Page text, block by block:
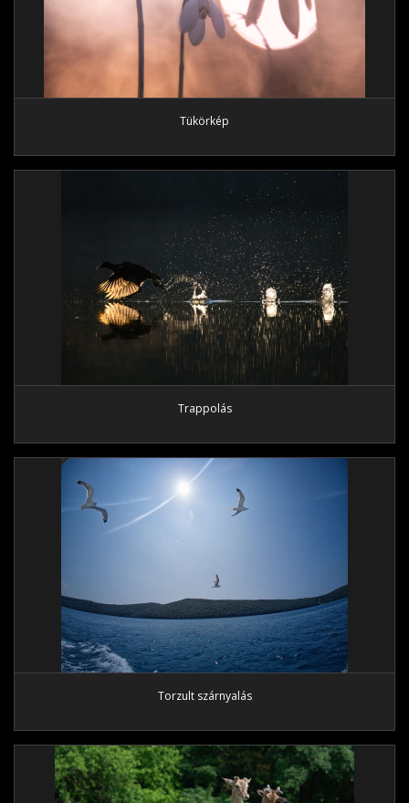
Tükörkép
Trappolás
Torzult szárnyalás